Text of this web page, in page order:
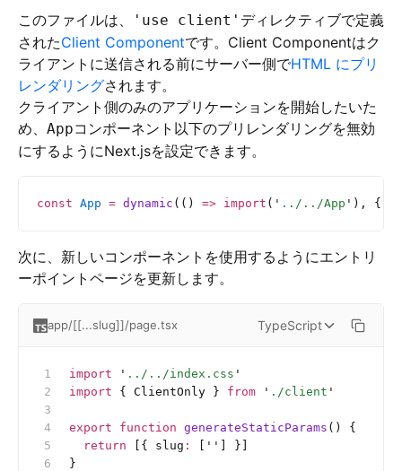
このファイルは、 'use client' ディレクティブで定義
されたClient Componentです。Client Componentはク
ライアントに送信される前にサーバー側でHTML にプリ
レンダリングされます。
クライアント側のみのアプリケーションを開始したいた
め、 Appコンポーネント以下のプリレンダリングを無効
にするようにNext.jsを設定できます。
const App = dynamic (() => import ( ' ../../App ' ), {
次に、新しいコンポーネントを使用するようにエントリ
ーポイントページを更新します。
app/[[...slug]]/page.tsx TypeScript
import ' ../../index.css '
import { ClientOnly } from ' ./client '
export function generateStaticParams () {
  return
[{ slug : ''
] }]
}